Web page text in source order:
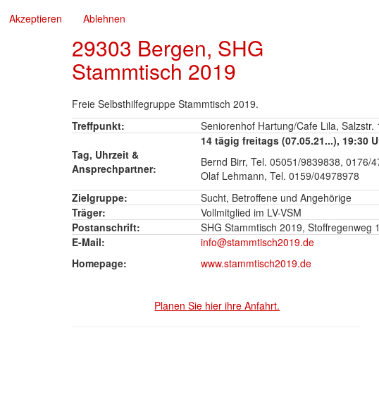
29303 Bergen, SHG
Stammtisch 2019
Freie Selbsthilfegruppe Stammtisch 2019.
Treffpunkt:
Seniorenhof Hartung/Cafe Lila, Salzstr.
Tag, Uhrzeit &
Ansprechpartner:
14 tägig freitags (07.05.21...), 19:30
Bernd Birr, Tel. 05051/9839838, 0176/
Olaf Lehmann, Tel. 0159/04978978
Zielgruppe:
Sucht, Betroffene und Angehörige
Träger:
Vollmitglied im LV-VSM
Postanschrift:
SHG Stammtisch 2019, Stoffregenweg
E-Mail:
Homepage:
info@stammtisch2019.de
www.stammtisch2019.de
Planen Sie hier ihre Anfahrt.
Akzeptieren
Ablehnen